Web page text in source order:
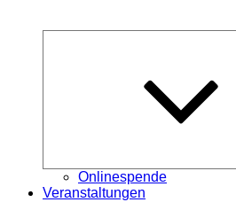
Onlinespende
Veranstaltungen